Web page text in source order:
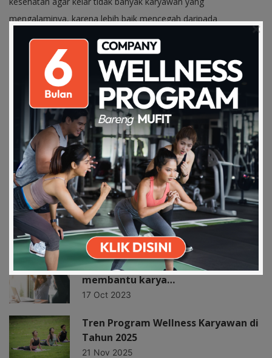
Download on the
Apps Store
Get it on Play
Store
mengalaminya, karena lebih baik mencegah daripada
SHARE
RELATED ARTICLES
Peran Perusahaan Dalam Gaya Hidup
Aktif di Te…
13 May 2025
Program wellness ternyata bisa
membantu karya…
17 Oct 2023
Tren Program Wellness Karyawan di
Tahun 2025
21 Nov 2025